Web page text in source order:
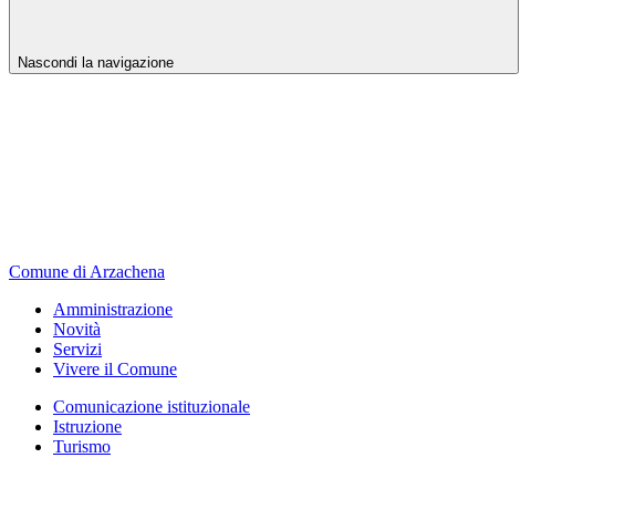
Nascondi la navigazione
Comune di Arzachena
Amministrazione
Novità
Servizi
Vivere il Comune
Comunicazione istituzionale
Istruzione
Turismo